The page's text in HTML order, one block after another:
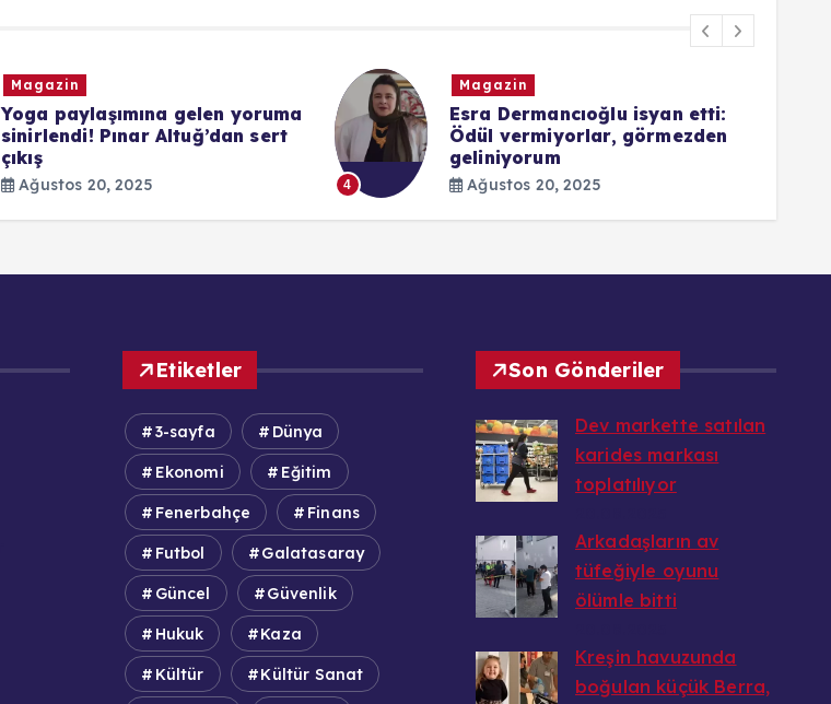
Magazin
Yoga paylaşımına gelen yoruma
sinirlendi! Pınar Altuğ’dan sert
çıkış
Ağustos 20, 2025 4
Magazin
Esra Dermancıoğlu isyan etti:
Ödül vermiyorlar, görmezden
geliniyorum
Ağustos 20, 2025
Etiketler
3-sayfa Dünya
Ekonomi Eğitim
Fenerbahçe Finans
Futbol Galatasaray
Güncel Güvenlik
Hukuk Kaza
Kültür Kültür Sanat
Son Gönderiler
Dev markette satılan
karides markası
toplatılıyor
Arkadaşların av
tüfeğiyle oyunu
ölümle bitti
Kreşin havuzunda
boğulan küçük Berra,